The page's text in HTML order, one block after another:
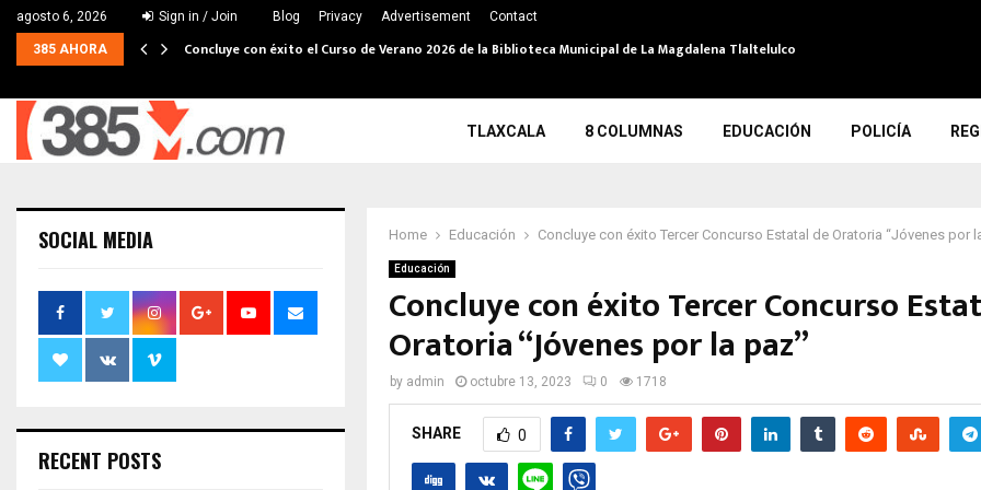
agosto 6, 2026 Sign in / Join Blog Privacy Advertisement Contact
385 AHORA Concluye con éxito el Curso de Verano 2026 de la Biblioteca Municipal de La Magdalena Tlaltelulco
TLAXCALA 8 COLUMNAS EDUCACIÓN POLICÍA
Home Educación Concluye con éxito Tercer Concurso Estatal de Oratoria “Jóvenes por
Educación
Concluye con éxito Tercer Concurso
Oratoria “Jóvenes por la paz”
by admin octubre 13, 2023 0 1718
SHARE 0
SOCIAL MEDIA
RECENT POSTS